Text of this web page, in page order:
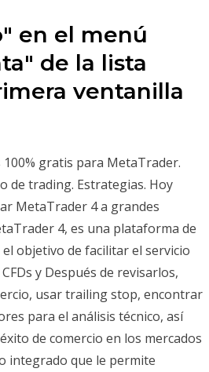
en el menú
de la lista
ventanilla
gratis para MetaTrader.
de trading. Estrategias. Hoy
MetaTrader 4 a grandes
4, es una plataforma de
objetivo de facilitar el servicio
y Después de revisarlos,
usar trailing stop, encontrar
para el análisis técnico, así
de comercio en los mercados
integrado que le permite